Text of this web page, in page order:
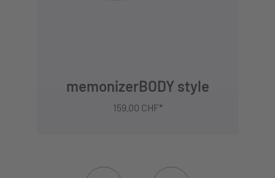
memonizerBODY style
159.00 CHF*